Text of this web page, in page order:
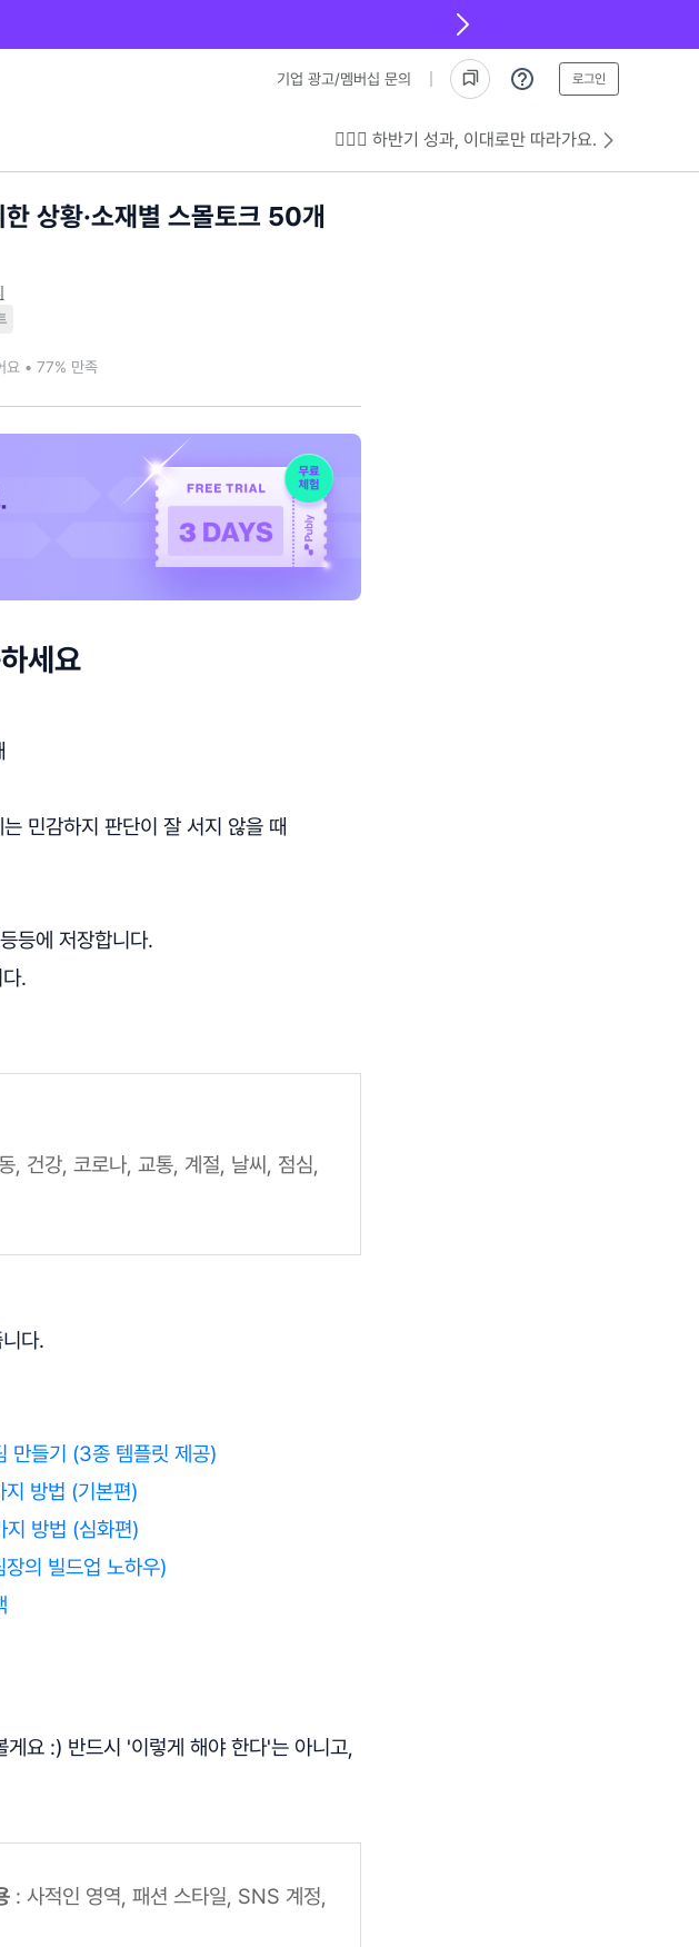
기업 광고/멤버십 문의 로그인
💁🏻‍♂️ 하반기 성과, 이대로만 따라가요.
상황·소재별 스몰토크 50개
요 • 77% 만족
세요
민감하지 판단이 잘 서지 않을 때
등에 저장합니다.
.
, 건강, 코로나, 교통, 계절, 날씨, 점심,
다.
만들기 (3종 템플릿 제공)
방법 (기본편)
지 방법 (심화편)
의 빌드업 노하우)
요 :) 반드시 '이렇게 해야 한다'는 아니고,
: 사적인 영역, 패션 스타일, SNS 계정,